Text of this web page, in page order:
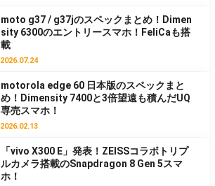
moto g37 / g37jのスペックまとめ！Dimen
sity 6300のエントリースマホ！FeliCaも搭
載
2026.07.24
motorola edge 60 日本版のスペックまと
め！Dimensity 7400と3倍望遠も積んだUQ
専売スマホ！
2026.02.13
「vivo X300 E」発表！ZEISSコラボトリプ
ルカメラ搭載のSnapdragon 8 Gen 5スマ
ホ！